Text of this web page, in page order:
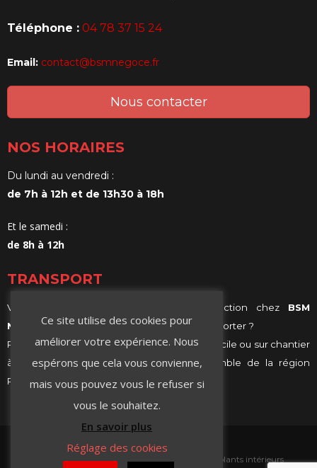
Téléphone : 04 78 37 15 24
Email: contact@bsmnegoce.fr
Nous contacter
NOS HORAIRES
Du lundi au vendredi :
de 7h à 12h et de 13h30 à 18h
Et le samedi :
de 8h à 12h
TRANSPORT
Vous achetez vos matériaux de construction chez BSM
Negoceet vous ne savez comment les transporter ?
Profitez de notre services de livraison, à domicile ou sur chantier
à Villeurbanne, Lyon ou même sur l’ensemble de la région
Rhône-Alpes.
Contact Isolants intérieurs
Ce site utilise des cookies pour
améliorer votre expérience. Nous
espérons que cela vous convienne,
mais vous pouvez vous le refuser si
vous le souhaitez.
En savoir plus
Réglage des cookies